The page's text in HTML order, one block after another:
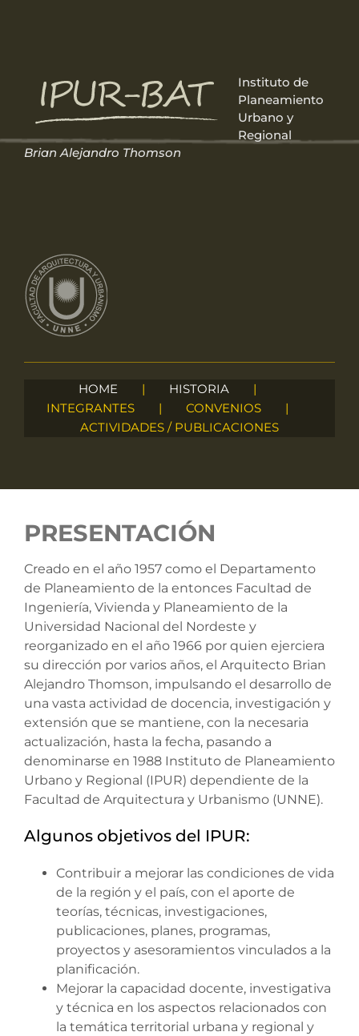
Instituto de
Planeamiento
Urbano y
Regional
Brian Alejandro Thomson
HOME
HISTORIA
INTEGRANTES
CONVENIOS
ACTIVIDADES / PUBLICACIONES
PRESENTACIÓN
Creado en el año 1957 como el Departamento
de Planeamiento de la entonces Facultad de
Ingeniería, Vivienda y Planeamiento de la
Universidad Nacional del Nordeste y
reorganizado en el año 1966 por quien ejerciera
su dirección por varios años, el Arquitecto Brian
Alejandro Thomson, impulsando el desarrollo de
una vasta actividad de docencia, investigación y
extensión que se mantiene, con la necesaria
actualización, hasta la fecha, pasando a
denominarse en 1988 Instituto de Planeamiento
Urbano y Regional (IPUR) dependiente de la
Facultad de Arquitectura y Urbanismo (UNNE).
Algunos objetivos del IPUR:
Contribuir a mejorar las condiciones de vida
de la región y el país, con el aporte de
teorías, técnicas, investigaciones,
publicaciones, planes, programas,
proyectos y asesoramientos vinculados a la
planificación.
Mejorar la capacidad docente, investigativa
y técnica en los aspectos relacionados con
la temática territorial urbana y regional y